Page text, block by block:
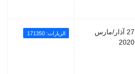
27 آذار/مارس
2020
الزيارات: 171350